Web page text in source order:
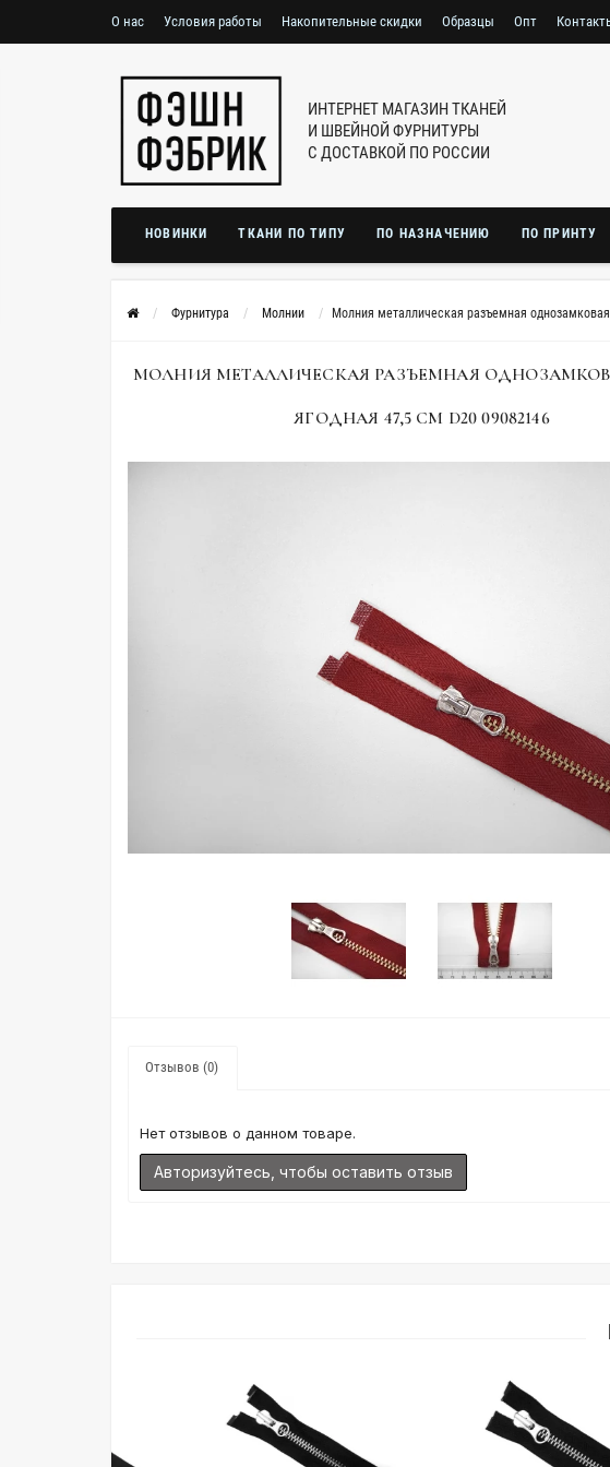
О нас Условия работы Накопительные скидки Образцы Опт
ИНТЕРНЕТ МАГАЗИН ТКАНЕЙ
И ШВЕЙНОЙ ФУРНИТУРЫ
С ДОСТАВКОЙ ПО РОССИИ
НОВИНКИ ТКАНИ ПО ТИПУ ПО НАЗНАЧЕНИЮ ПО ПРИНТУ
Фурнитура Молнии Молния металлическая разъемная
МОЛНИЯ МЕТАЛЛИЧЕСКАЯ РАЗЪЕМНАЯ
ЯГОДНАЯ 47,5 СМ D20 09082146
Отзывов (0)
Нет отзывов о данном товаре.
Авторизуйтесь, чтобы оставить отзыв